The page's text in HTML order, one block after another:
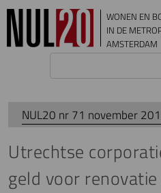
Overslaan en naar de inhoud gaan
WONEN EN
IN DE
AMSTERDAM
NUL20 nr 71 november
Utrechtse
geld voor